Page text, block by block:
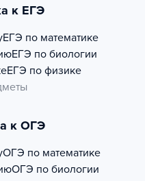
к ЕГЭ
ЕГЭ по математике
ЕГЭ по биологии
ЕГЭ по физике
к ОГЭ
ОГЭ по математике
ОГЭ по биологии